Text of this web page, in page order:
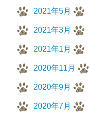
2021年5月
2021年3月
2021年1月
2020年11月
2020年9月
2020年7月